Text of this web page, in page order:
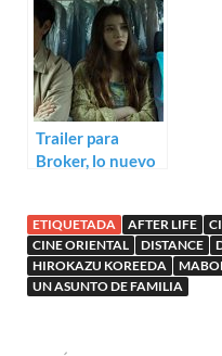
Trailer para
Broker, lo nuevo
ETIQUETADA AFTER LIFE
CINE ORIENTAL
DISTANCE
HIROKAZU KOREEDA
UN ASUNTO DE FAMILIA